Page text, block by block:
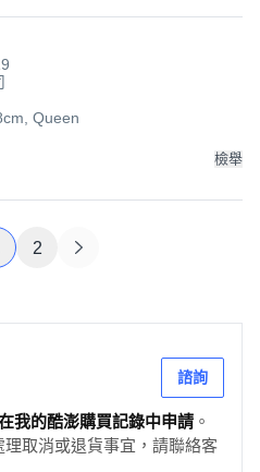
Queen
檢舉
2
諮詢
我的酷澎購買記錄中申請 。
取消或退貨事宜，請聯絡客